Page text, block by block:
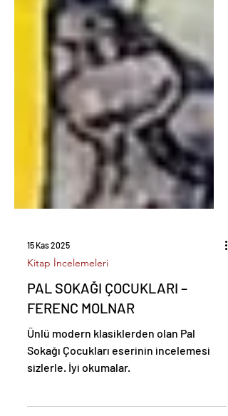
15 Kas 2025
Kitap İncelemeleri
PAL SOKAĞI ÇOCUKLARI –
FERENC MOLNAR
Ünlü modern klasiklerden olan Pal